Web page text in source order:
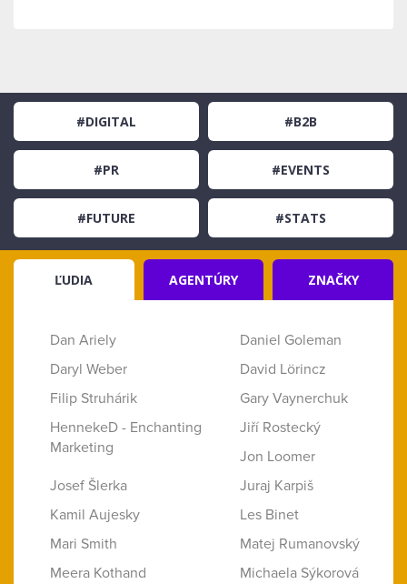
#DIGITAL #B2B
#PR #EVENTS
#FUTURE #STATS
ĽUDIA AGENTÚRY ZNAČKY
Dan Ariely
Daniel Goleman
Daryl Weber
David Lörincz
Filip Struhárik
Gary Vaynerchuk
HennekeD - Enchanting
Marketing
Jiří Rostecký
Jon Loomer
Josef Šlerka
Juraj Karpiš
Kamil Aujesky
Les Binet
Mari Smith
Matej Rumanovský
Meera Kothand
Michaela Sýkorová